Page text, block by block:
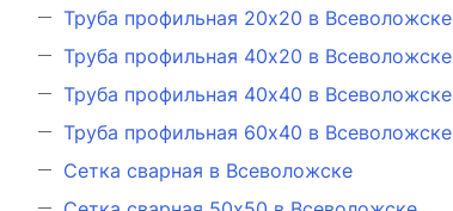
Труба профильная 20х20 в Всеволожске
Труба профильная 40х20 в Всеволожске
Труба профильная 40х40 в Всеволожске
Труба профильная 60х40 в Всеволожске
Сетка сварная в Всеволожске